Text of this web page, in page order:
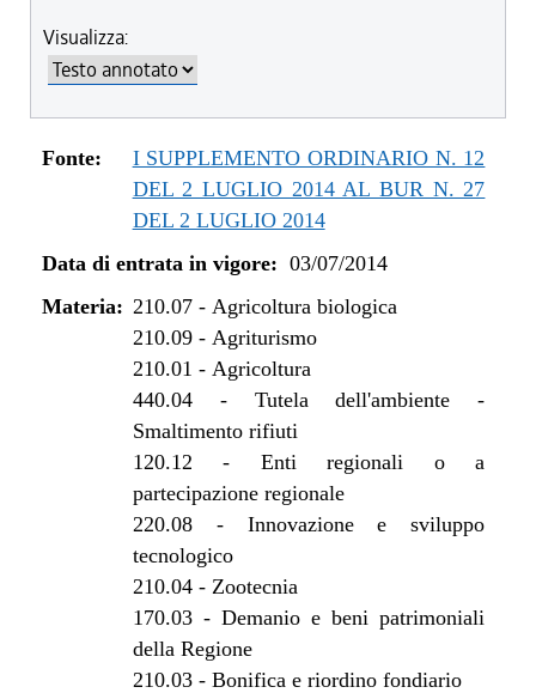
Visualizza:
Fonte:
I SUPPLEMENTO ORDINARIO N. 12
DEL 2 LUGLIO 2014 AL BUR N. 27
DEL 2 LUGLIO 2014
Data di entrata in vigore: 03/07/2014
Materia: 210.07- Agricoltura biologica
210.09- Agriturismo
210.01 - Agricoltura
440.04- Tutela dell'ambiente -
Smaltimento rifiuti
120.12 - Enti regionali o a
partecipazione regionale
220.08- Innovazione e sviluppo
tecnologico
210.04- Zootecnia
170.03- Demanio e beni patrimoniali
della Regione
210.03- Bonifica e riordino fondiario